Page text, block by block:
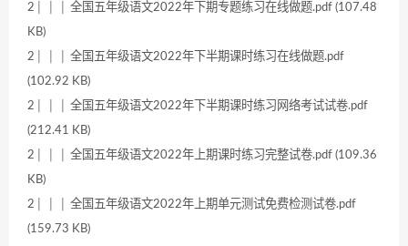
2│ │ │ 全国五年级语文2022年下期专题练习在线做题.pdf (107.48
KB)
2│ │ │ 全国五年级语文2022年下半期课时练习在线做题.pdf
(102.92 KB)
2│ │ │ 全国五年级语文2022年下半期课时练习网络考试试卷.pdf
(212.41 KB)
2│ │ │ 全国五年级语文2022年上期课时练习完整试卷.pdf (109.36
KB)
2│ │ │ 全国五年级语文2022年上期单元测试免费检测试卷.pdf
(159.73 KB)